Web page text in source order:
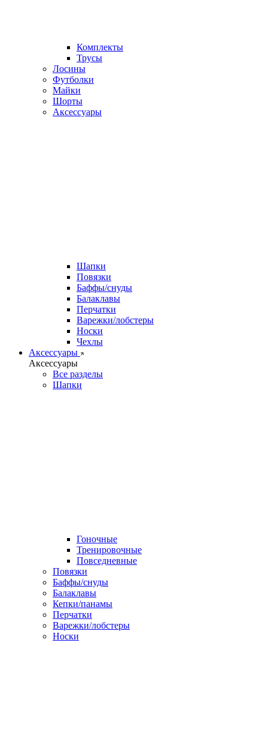
Комплекты
Трусы
Лосины
Футболки
Майки
Шорты
Аксессуары
Шапки
Повязки
Баффы/снуды
Балаклавы
Перчатки
Варежки/лобстеры
Носки
Чехлы
Аксессуары
Аксессуары
Все разделы
Шапки
Гоночные
Тренировочные
Повседневные
Повязки
Баффы/снуды
Балаклавы
Кепки/панамы
Перчатки
Варежки/лобстеры
Носки